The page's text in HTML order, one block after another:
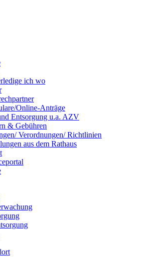
ich wo
Online-Anträge
Entsorgung u.a. AZV
& Gebühren
Verordnungen/ Richtlinien
aus dem Rathaus